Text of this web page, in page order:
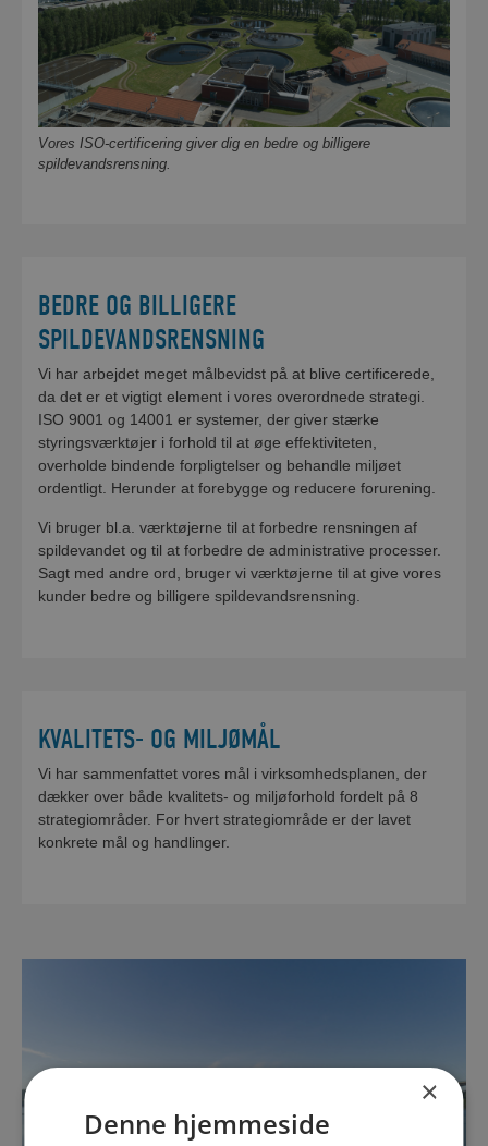
Vores ISO-certificering giver dig en bedre og billigere
spildevandsrensning.
BEDRE OG BILLIGERE
SPILDEVANDSRENSNING
Vi har arbejdet meget målbevidst på at blive certificerede,
da det er et vigtigt element i vores overordnede strategi.
ISO 9001 og 14001 er systemer, der giver stærke
styringsværktøjer i forhold til at øge effektiviteten,
overholde bindende forpligtelser og behandle miljøet
ordentligt. Herunder at forebygge og reducere forurening.
Vi bruger bl.a. værktøjerne til at forbedre rensningen af
spildevandet og til at forbedre de administrative processer.
Sagt med andre ord, bruger vi værktøjerne til at give vores
kunder bedre og billigere spildevandsrensning.
KVALITETS- OG MILJØMÅL
Vi har sammenfattet vores mål i virksomhedsplanen, der
dækker over både kvalitets- og miljøforhold fordelt på 8
strategiområder. For hvert strategiområde er der lavet
konkrete mål og handlinger.
×
Denne hjemmeside